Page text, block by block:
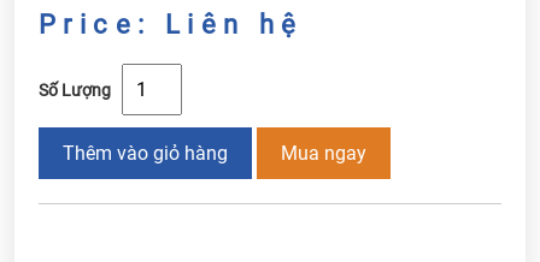
Price: Liên hệ
Số Lượng
Thêm vào giỏ hàng Mua ngay